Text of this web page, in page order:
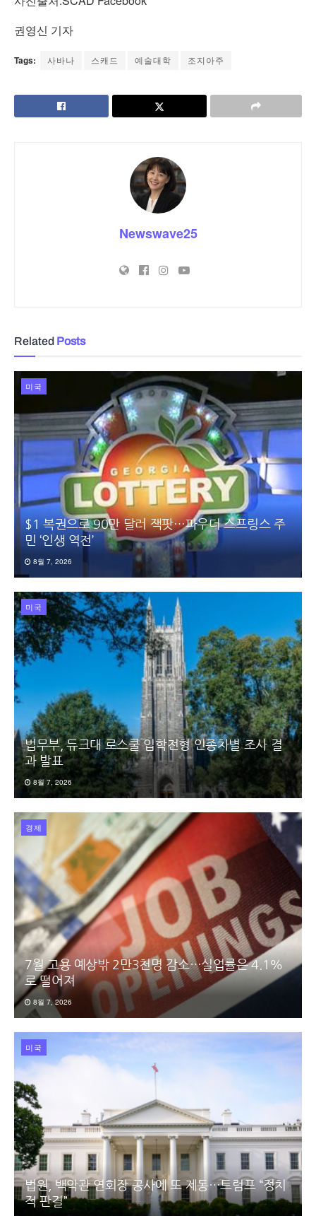
권영신 기자
Tags: 사바나 스캐드 예술대학 조지아주
Newswave25
Related Posts
미국
$1 복권으로 90만 달러 잭팟…파우더 스프링스 주
민 ‘인생 역전’
8월 7, 2026
미국
법무부, 듀크대 로스쿨 입학전형 인종차별 조사 결
과 발표
8월 7, 2026
경제
7월 고용 예상밖 2만3천명 감소…실업률은 4.1%
로 떨어져
8월 7, 2026
미국
법원, 백악관 연회장 공사에 또 제동…트럼프 “정치
적 판결”